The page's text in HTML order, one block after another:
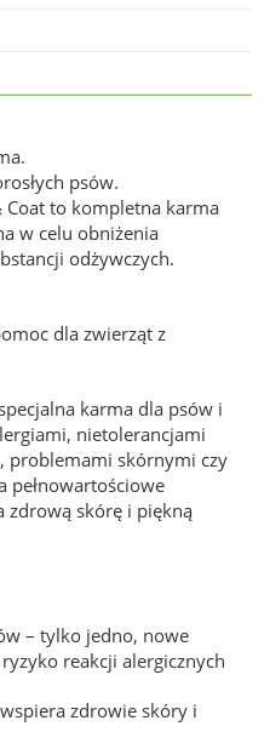
psów.
Coat to kompletna karma
w celu obniżenia
odżywczych.
dla zwierząt z
karma dla psów i
nietolerancjami
problemami skórnymi czy
pełnowartościowe
zdrową skórę i piękną
– tylko jedno, nowe
reakcji alergicznych
zdrowie skóry i